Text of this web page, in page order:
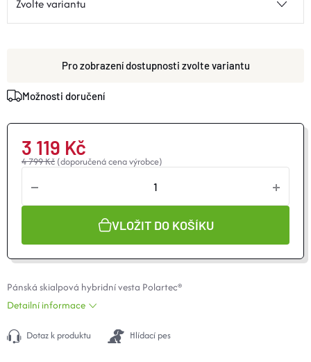
O nás
Moje objednávka
zvolte variantu
Možnosti doručení
4 799 Kč (doporučená cena výrobce)
3 119 Kč
VLOŽIT DO KOŠÍKU
Pánská skialpová hybridní vesta Polartec®
Detailní informace
Dotaz k produktu Hlídací pes